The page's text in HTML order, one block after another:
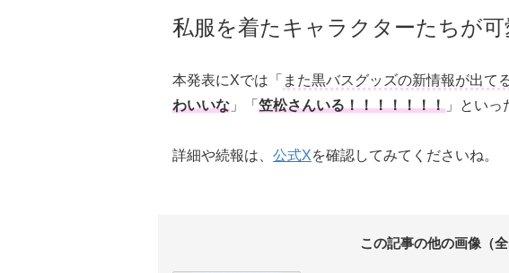
私服を着たキャラクターたちが可
本発表にXでは「 また黒バスグッズの新情報が出て
わいいな 」「 笠松さんいる！！！！！！！ 」といっ
詳細や続報は、 公式Xを確認してみてくださいね。
この記事の他の画像（全